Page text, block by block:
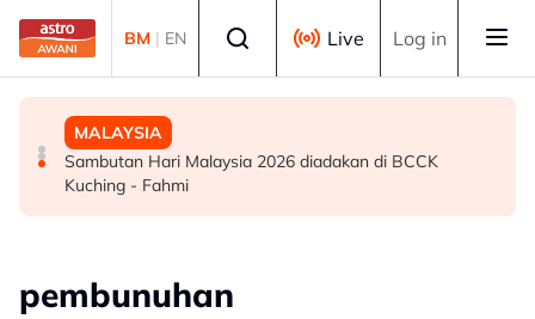
Skip to main content
BM | EN Live Log in
POLITIK
PRN: PH Melaka terbuka kerjasama politik, optimis
tambah kerusi DUN – Adly
DUNIA
Kebakaran hutan: Semua laluan masuk ke Gunung
Bromo ditutup
MALAYSIA
Sambutan Hari Malaysia 2026 diadakan di BCCK
Kuching - Fahmi
pembunuhan